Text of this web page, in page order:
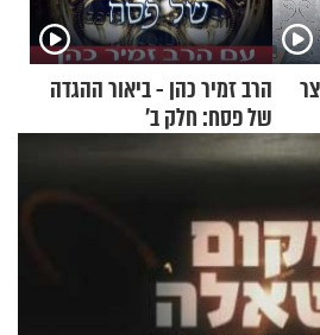
הרב זמיר כהן - ביאור ההגדה
של פסח: חלק ב’